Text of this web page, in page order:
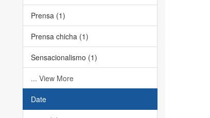
Prensa (1)
Prensa chicha (1)
Sensacionalismo (1)
... View More
Date